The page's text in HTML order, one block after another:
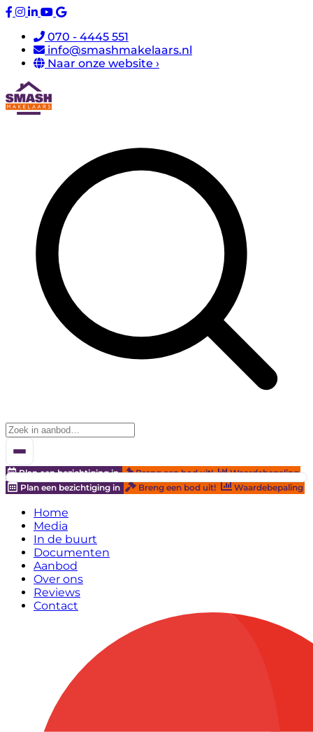
070 - 4445 551
info@smashmakelaars.nl
Naar onze website ›
Plan een bezichtiging in Breng een bod uit!
Waardebepaling
Plan een bezichtiging in
Breng een bod uit! Waardebepaling
Home
Media
In de buurt
Documenten
Aanbod
Over ons
Reviews
Contact